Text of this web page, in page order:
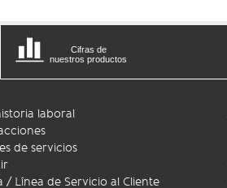
Cifras de
nuestros productos
laboral
de servicios
/ Línea de Servicio al Cliente